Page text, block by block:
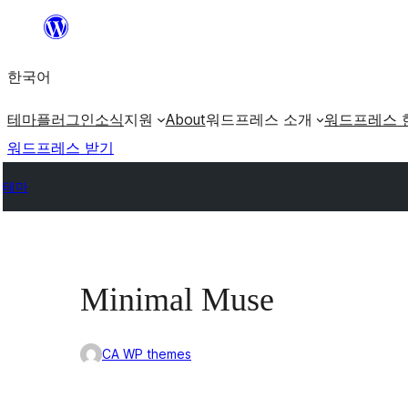
츠
로
로
가
한국어
테마플러그인소식지원 About워드프레스 소개 워드프레스
워드프레스 받기
테마
Minimal Muse
CA WP themes